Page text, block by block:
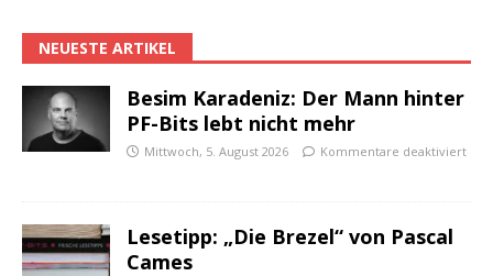
NEUESTE ARTIKEL
Besim Karadeniz: Der Mann hinter
PF-Bits lebt nicht mehr
Mittwoch, 5. August 2026 Kommentare deaktiviert
Lesetipp: „Die Brezel“ von Pascal
Cames